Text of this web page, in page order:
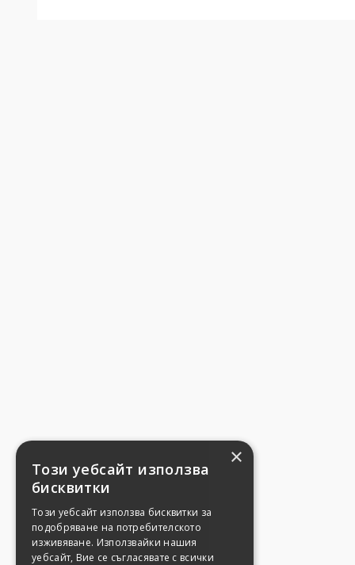
×
Този уебсайт използва
бисквитки
Този уебсайт използва бисквитки за
подобряване на потребителското
изживяване. Използвайки нашия
уебсайт, Вие се съгласявате с всички